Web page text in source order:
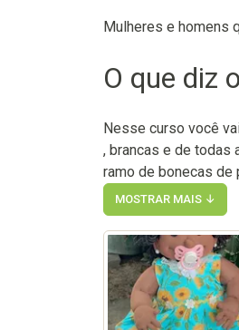
Mulheres e homens
O que diz
Nesse curso você
, brancas e de todas
ramo de bonecas de
MOSTRAR MAIS ↓